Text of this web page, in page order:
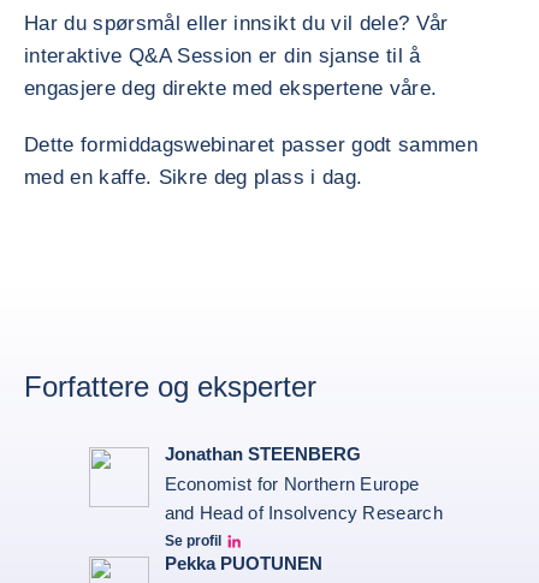
Har du spørsmål eller innsikt du vil dele? Vår
interaktive Q&A Session er din sjanse til å
engasjere deg direkte med ekspertene våre.
Dette formiddagswebinaret passer godt sammen
med en kaffe. Sikre deg plass i dag.
Forfattere og eksperter
Jonathan STEENBERG
Economist for Northern Europe
and Head of Insolvency Research
Se profil
Jonathan Steenberg linkedin
Pekka PUOTUNEN